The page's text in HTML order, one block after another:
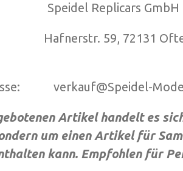
Speidel Replicars GmbH
59, 72131
verkauf@Speidel-
Artikel handelt es
um einen Artikel für
kann. Empfohlen für